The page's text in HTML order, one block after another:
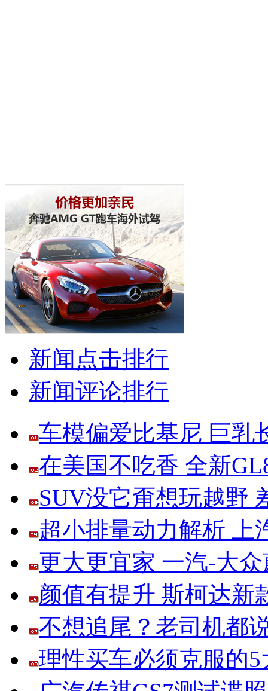
新闻点击排行
新闻评论排行
车模偏爱比基尼 巨乳
在美国不吃香 全新
SUV没它甭想玩越野
超小排量动力解析 上
更大更宜家 一汽-大
颜值有提升 斯柯达新
不想追尾？老司机都
理性买车必须克服的5